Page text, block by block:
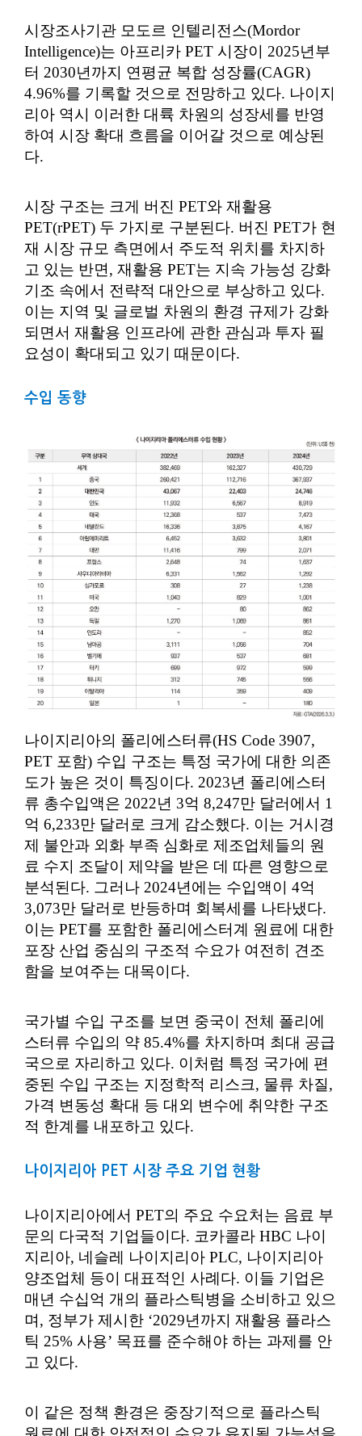
시장조사기관 모도르 인텔리전스(Mordor
Intelligence)는 아프리카 PET 시장이 2025년부
터 2030년까지 연평균 복합 성장률(CAGR)
4.96%를 기록할 것으로 전망하고 있다. 나이지
리아 역시 이러한 대륙 차원의 성장세를 반영
하여 시장 확대 흐름을 이어갈 것으로 예상된
다.
시장 구조는 크게 버진 PET와 재활용
PET(rPET) 두 가지로 구분된다. 버진 PET가 현
재 시장 규모 측면에서 주도적 위치를 차지하
고 있는 반면, 재활용 PET는 지속 가능성 강화
기조 속에서 전략적 대안으로 부상하고 있다.
이는 지역 및 글로벌 차원의 환경 규제가 강화
되면서 재활용 인프라에 관한 관심과 투자 필
요성이 확대되고 있기 때문이다.
수입 동향
나이지리아의 폴리에스터류(HS Code 3907,
PET 포함) 수입 구조는 특정 국가에 대한 의존
도가 높은 것이 특징이다. 2023년 폴리에스터
류 총수입액은 2022년 3억 8,247만 달러에서 1
억 6,233만 달러로 크게 감소했다. 이는 거시경
제 불안과 외화 부족 심화로 제조업체들의 원
료 수지 조달이 제약을 받은 데 따른 영향으로
분석된다. 그러나 2024년에는 수입액이 4억
3,073만 달러로 반등하며 회복세를 나타냈다.
이는 PET를 포함한 폴리에스터계 원료에 대한
포장 산업 중심의 구조적 수요가 여전히 견조
함을 보여주는 대목이다.
국가별 수입 구조를 보면 중국이 전체 폴리에
스터류 수입의 약 85.4%를 차지하며 최대 공급
국으로 자리하고 있다. 이처럼 특정 국가에 편
중된 수입 구조는 지정학적 리스크, 물류 차질,
가격 변동성 확대 등 대외 변수에 취약한 구조
적 한계를 내포하고 있다.
나이지리아 PET 시장 주요 기업 현황
나이지리아에서 PET의 주요 수요처는 음료 부
문의 다국적 기업들이다. 코카콜라 HBC 나이
지리아, 네슬레 나이지리아 PLC, 나이지리아
양조업체 등이 대표적인 사례다. 이들 기업은
매년 수십억 개의 플라스틱병을 소비하고 있으
며, 정부가 제시한 ‘2029년까지 재활용 플라스
틱 25% 사용’ 목표를 준수해야 하는 과제를 안
고 있다.
이 같은 정책 환경은 중장기적으로 플라스틱